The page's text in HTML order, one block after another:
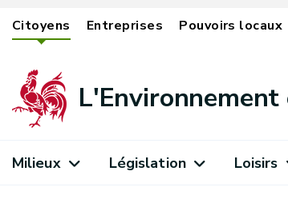
Citoyens Entreprises Pouvoirs locaux
Milieux Législation Loisirs